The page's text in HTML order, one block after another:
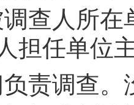
查人所在
担任单位
责调查